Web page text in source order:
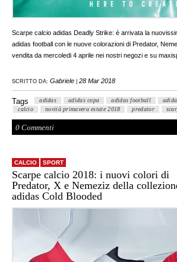
Scarpe calcio adidas Deadly Strike: è arrivata la
adidas football con le nuove colorazioni di Predator,
vendita da mercoledi 4 aprile nei nostri negozi e su
SCRITTO DA: Gabriele 28 Mar 2018
Tags adidas adidas copa adidas football
calcio
novità primavera estate 2018 predator
0 Commenti
CALCIO SPORT
Scarpe calcio 2018: i nuovi colori di
Predator, X e Nemeziz della
adidas Cold Blooded